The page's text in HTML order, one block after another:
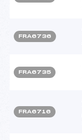
FRA6736
FRA6735
FRA6716